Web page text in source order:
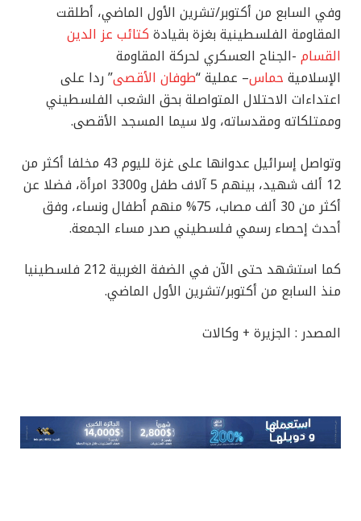
وفي السابع من أكتوبر/تشرين الأول الماضي، أطلقت
المقاومة الفلسطينية بغزة بقيادة كتائب عز الدين
القسام -الجناح العسكري لحركة المقاومة
الإسلامية حماس– عملية “طوفان الأقصى” ردا على
اعتداءات الاحتلال المتواصلة بحق الشعب الفلسطيني
وممتلكاته ومقدساته، ولا سيما المسجد الأقصى.
وتواصل إسرائيل عدوانها على غزة لليوم 43 مخلفا أكثر من
12 ألف شهيد، بينهم 5 آلاف طفل و3300 امرأة، فضلا عن
أكثر من 30 ألف مصاب، 75% منهم أطفال ونساء، وفق
أحدث إحصاء رسمي فلسطيني صدر مساء الجمعة.
كما استشهد حتى الآن في الضفة الغربية 212 فلسطينيا
منذ السابع من أكتوبر/تشرين الأول الماضي.
المصدر : الجزيرة + وكالات